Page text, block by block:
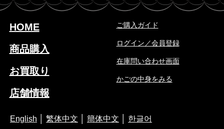
HOME
商品購入
お買取り
店舗情報
ご購入ガイド
ログイン／会員登録
在庫問い合わせ画面
かごの中身をみる
English 繁体中文 簡体中文 한글어